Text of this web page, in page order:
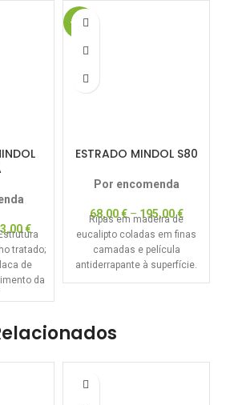
€
tratado;
de
da
-17%
ESTRADO MINDOL S80
Por encomenda
68,00€–195,00€
Ripas em madeira de
eucalipto coladas em finas
camadas e película
antiderrapante à superfície.